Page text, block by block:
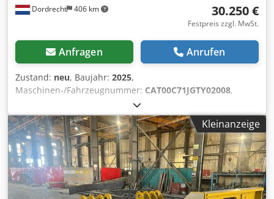
Dordrecht 406 km 30.250 €
Festpreis zzgl. MwSt.
Anfragen Anrufen
Zustand: neu, Baujahr: 2025,
Maschinen-/Fahrzeugnummer: CAT00C71JGTY02008,
, Motorenhersteller:
Verwendungszweck: Bauwesen Leergewicht: 1.918 kg
Generatorleistung: 150 kVA Abmessungen des Laderaums:
352 x 113 x 181 cm CE-Kennzeichnung: ja
Wassertankvolumen: 349 l Produktionsland: CN Wenden
Sie sich an Team DPX, um weitere Informationen zu
erhalten. = Weitere Optionen und Zubehör = Codpfjwqkn
Tjx Agmorf - Battery - Control Panel - Stahldach - Tanker
Kleinanzeige